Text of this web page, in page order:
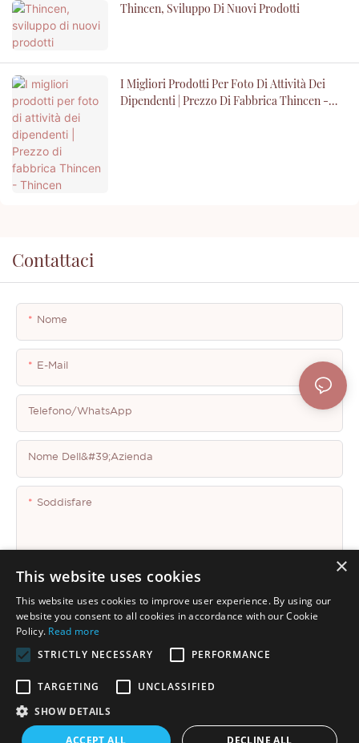
Thincen, Sviluppo Di Nuovi Prodotti
I Migliori Prodotti Per Foto Di Attività Dei
Dipendenti | Prezzo Di Fabbrica Thincen -
Contattaci
Nome
E-Mail
Telefono/WhatsApp
Nome Dell&#39;azienda
Soddisfare
Invia Domanda Ora
Copyright © 2026 Shenzhen Thincen Technology Co., Ltd. -
www.thincen.com | Mappa del sito
×
This website uses cookies
This website uses cookies to improve user experience. By using our
website you consent to all cookies in accordance with our Cookie
Policy. Read more
STRICTLY NECESSARY
PERFORMANCE
TARGETING
UNCLASSIFIED
SHOW DETAILS
ACCEPT ALL DECLINE ALL